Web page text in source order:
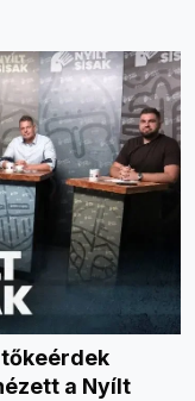
a Nyílt